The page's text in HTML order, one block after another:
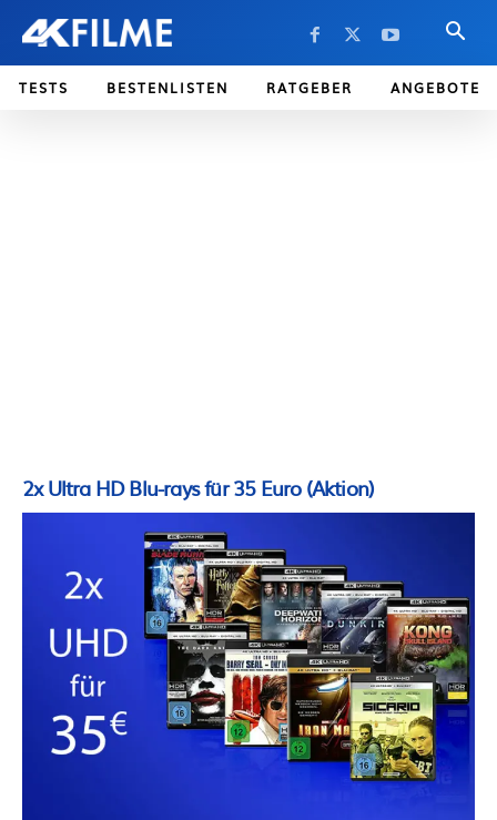
TESTS BESTENLISTEN RATGEBER ANGEBOTE
2x Ultra HD Blu-rays für 35 Euro (Aktion)